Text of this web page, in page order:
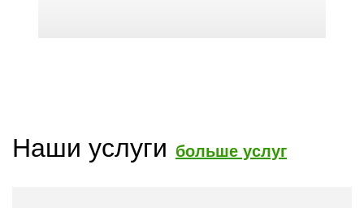
Наши услуги больше услуг